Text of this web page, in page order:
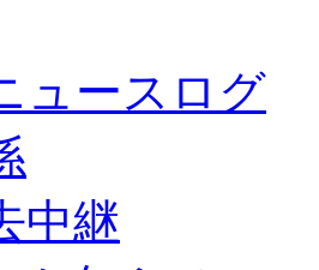
ュースログ
中継